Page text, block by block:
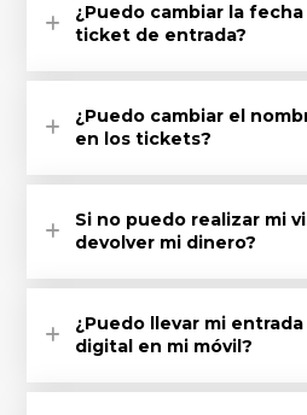
¿Puedo cambiar la
ticket de entrada?
¿Puedo cambiar el
en los tickets?
Si no puedo realizar mi
devolver mi dinero?
¿Puedo llevar mi
digital en mi móvil?